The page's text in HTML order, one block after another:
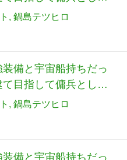
1 (MFC)
鍋島テツヒロ
備と宇宙船持ちだっ
目指して傭兵として
2 (MFC)
鍋島テツヒロ
備と宇宙船持ちだっ